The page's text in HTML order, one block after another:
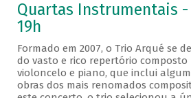
Quartas Instrumentais -
19h
Formado em 2007, o Trio Arqué se
do vasto e rico repertório
violoncelo e piano, que inclui
obras dos mais renomados